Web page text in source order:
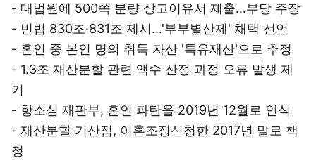
- 대법원에 500쪽 분량 상고이유서 제출…부당 주장
- 민법 830조·831조 제시…'부부별산제' 채택 선언
- 혼인 중 본인 명의 취득 자산 '특유재산'으로 추정
- 1.3조 재산분할 관련 액수 산정 과정 오류 발생 제
기
- 항소심 재판부, 혼인 파탄을 2019년 12월로 인식
- 재산분할 기산점, 이혼조정신청한 2017년 말로 책
정